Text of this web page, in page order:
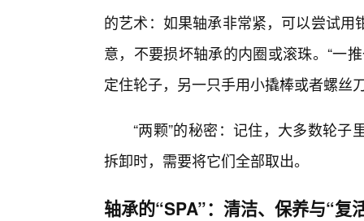
的艺术：如果轴承非常紧，可以尝试
意，不要损坏轴承的内圈或滚珠。“一
定住轮子，另一只手用小撬棒或者螺丝
“两颗”的秘密：记住，大多数轮
拆卸时，需要将它们全部取出。
轴承的“SPA”：清洁、保养与“复